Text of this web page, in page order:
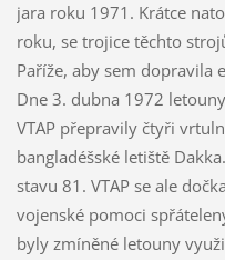
jara roku 1971. Krátce
roku, se trojice těchto
Paříže, aby sem dopravila
Dne 3. dubna 1972
VTAP přepravily čtyři
bangladéšské letiště
stavu 81. VTAP se ale
vojenské pomoci
byly zmíněné letouny